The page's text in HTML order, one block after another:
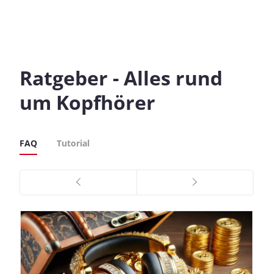
Ratgeber - Alles rund
um Kopfhörer
FAQ Tutorial